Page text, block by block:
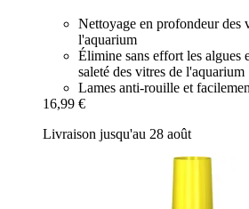
Nettoyage en profondeur des
l'aquarium
Élimine sans effort les algues
saleté des vitres de l'aquarium
Lames anti-rouille et
16,99 €
Livraison jusqu'au 28 août